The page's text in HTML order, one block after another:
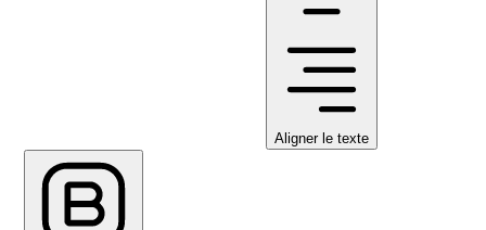
Aligner le texte